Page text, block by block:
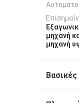
μηχανή
μηχανή